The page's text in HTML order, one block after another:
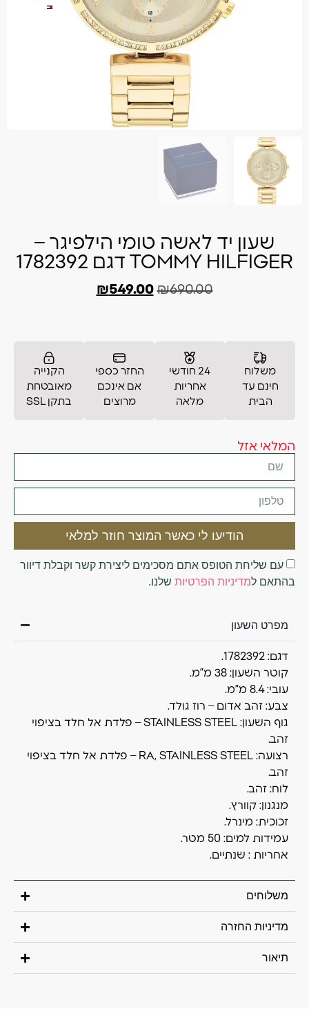
שעון יד לאשה טומי הילפיגר –
TOMMY HILFIGER דגם 1782392
₪690.00
₪549.00
משלוח
חינם עד
הבית
24 חודשי
אחריות
מלאה
החזר כספי
אם אינכם
מרוצים
הקנייה
מאובטחת
בתקן SSL
המלאי אזל
עם שליחת הטופס אתם מסכימים ליצירת קשר וקבלת דיוור
בהתאם למדיניות הפרטיות שלנו.
הודיעו לי כאשר המוצר חוזר למלאי
מפרט השעון
דגם: 1782392.
קוטר השעון: 38 מ”מ.
עובי: 8.4 מ”מ.
צבע: זהב אדום – רוז גולד.
גוף השעון: STAINLESS STEEL – פלדת אל חלד בציפוי
זהב.
רצועה: RA, STAINLESS STEEL – פלדת אל חלד בציפוי
זהב.
לוח: זהב.
מנגנון: קוורץ.
זכוכית: מינרל.
עמידות למים: 50 מטר.
אחריות : שנתיים.
משלוחים
מדיניות החזרה
תיאור